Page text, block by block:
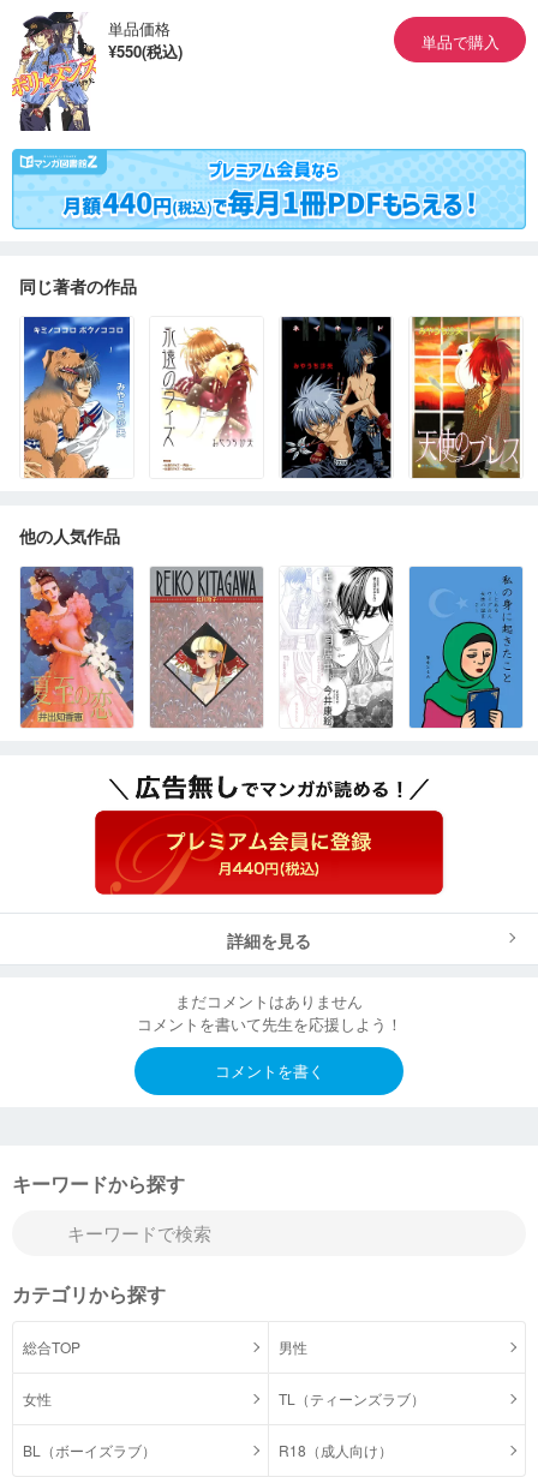
単品価格
¥550(税込)
単品で購入
同じ著者の作品
他の人気作品
詳細を見る
まだコメントはありません
コメントを書いて先生を応援しよう！
コメントを書く
キーワードから探す
カテゴリから探す
総合TOP 男性
女性 TL（ティーンズラブ）
BL（ボーイズラブ） R18（成人向け）